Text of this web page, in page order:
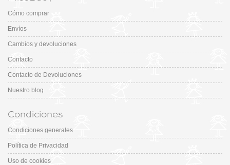
Cómo comprar
Envíos
Cambios y devoluciones
Contacto
Contacto de Devoluciones
Nuestro blog
Condiciones
Condiciones generales
Política de Privacidad
Uso de cookies